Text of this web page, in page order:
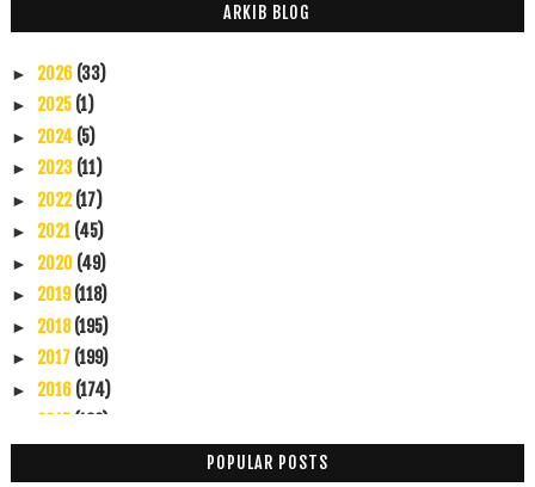
ARKIB BLOG
► 2026 (33)
► 2025 (1)
► 2024 (5)
► 2023 (11)
► 2022(17)
► 2021 (45)
► 2020 (49)
► 2019(118)
► 2018(195)
► 2017 (199)
► 2016 (174)
2015 (199)
▼Disember(60)
Bila Lelaki Nigeria Belanja Makan
POPULAR POSTS